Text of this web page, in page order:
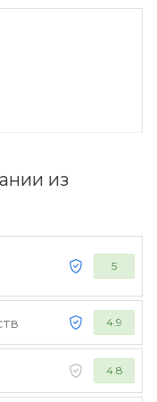
из
5
4.9
4.8